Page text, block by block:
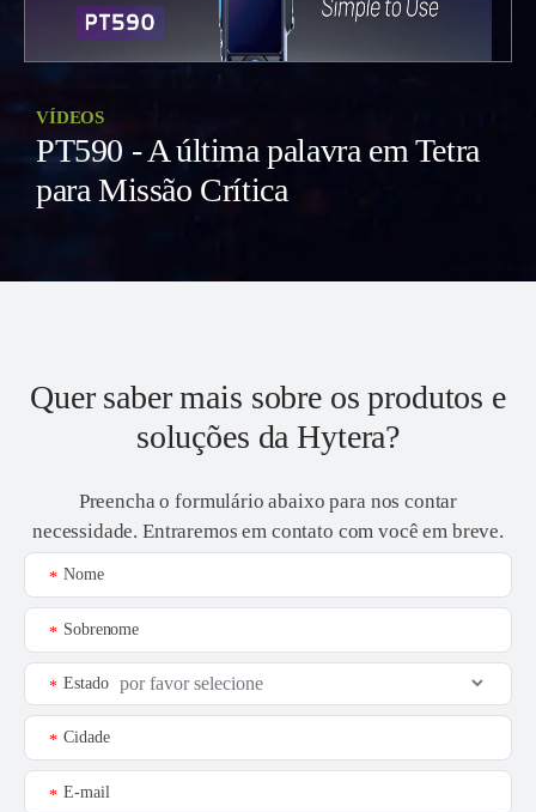
VÍDEOS
PT590 - A última palavra em Tetra
para Missão Crítica
Quer saber mais sobre os produtos e
soluções da Hytera?
Preencha o formulário abaixo para nos contar
necessidade. Entraremos em contato com você em breve.
Nome
*
Sobrenome
*
Estado
*
Cidade
*
E-mail
*